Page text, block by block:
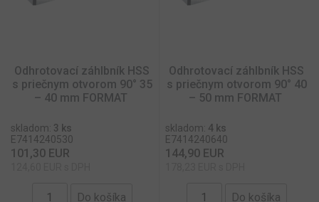
Odhrotovací záhlbník HSS
s priečnym otvorom 90° 35
– 40 mm FORMAT
skladom: 3 ks
E7414240530
101,30 EUR
Odhrotovací záhlbník HSS
s priečnym otvorom 90° 40
– 50 mm FORMAT
skladom: 4 ks
E7414240640
144,90 EUR